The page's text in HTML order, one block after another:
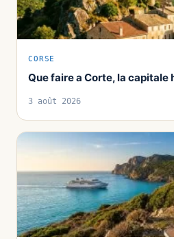
CORSE
Que faire a Corte, la capitale
3 août 2026